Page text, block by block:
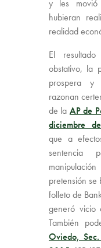
y les
hubieran
realidad
El
obstativo, la
prospera y
razonan
de la AP de
diciembre
que a
sentencia
pretensión
folleto de
generó vicio
También
Oviedo,